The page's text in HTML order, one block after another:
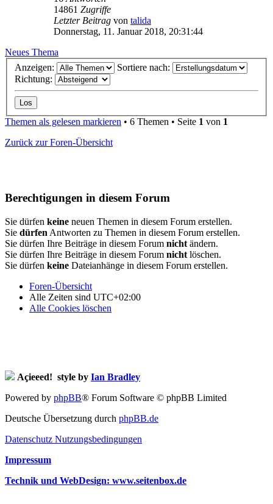
14861 Zugriffe
Letzter Beitrag von talida
Donnerstag, 11. Januar 2018, 20:31:44
Neues Thema
Anzeigen:
Sortiere nach:
Richtung:
Themen als gelesen markieren • 6 Themen • Seite 1 von 1
Zurück zur Foren-Übersicht
Berechtigungen in diesem Forum
Sie dürfen keine neuen Themen in diesem Forum erstellen.
Sie dürfen Antworten zu Themen in diesem Forum erstellen.
Sie dürfen Ihre Beiträge in diesem Forum nicht ändern.
Sie dürfen Ihre Beiträge in diesem Forum nicht löschen.
Sie dürfen keine Dateianhänge in diesem Forum erstellen.
Foren-Übersicht
Alle Zeiten sind UTC+02:00
Alle Cookies löschen
Açieeed! style by Ian Bradley
Powered by phpBB® Forum Software © phpBB Limited
Deutsche Übersetzung durch phpBB.de
Datenschutz Nutzungsbedingungen
Impressum
Technik und WebDesign: www.seitenbox.de